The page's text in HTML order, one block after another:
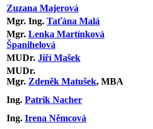
Zuzana Majerová
Mgr. Ing. Taťána Malá
Mgr. Lenka Martínková
Španihelová
MUDr. Jiří Mašek
MUDr.
Mgr. Zdeněk Matušek, MBA
Ing. Patrik Nacher
Ing. Irena Němcová